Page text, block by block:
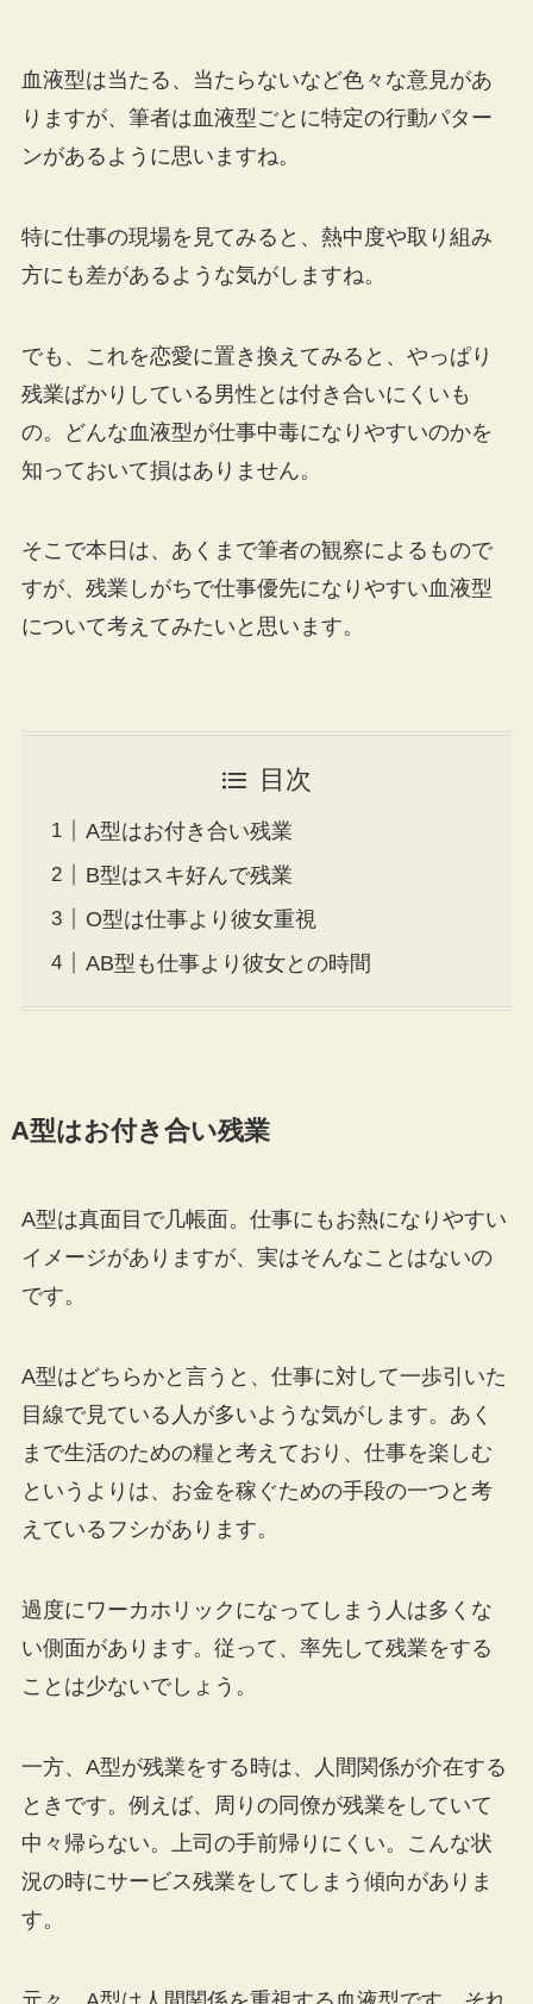
血液型は当たる、当たらないなど色々な意見があ
りますが、筆者は血液型ごとに特定の行動パター
ンがあるように思いますね。
特に仕事の現場を見てみると、熱中度や取り組み
方にも差があるような気がしますね。
でも、これを恋愛に置き換えてみると、やっぱり
残業ばかりしている男性とは付き合いにくいも
の。どんな血液型が仕事中毒になりやすいのかを
知っておいて損はありません。
そこで本日は、あくまで筆者の観察によるもので
すが、残業しがちで仕事優先になりやすい血液型
について考えてみたいと思います。
目次
A型はお付き合い残業
B型はスキ好んで残業
O型は仕事より彼女重視
AB型も仕事より彼女との時間
A型はお付き合い残業
A型は真面目で几帳面。仕事にもお熱になりやすい
イメージがありますが、実はそんなことはないの
です。
A型はどちらかと言うと、仕事に対して一歩引いた
目線で見ている人が多いような気がします。あく
まで生活のための糧と考えており、仕事を楽しむ
というよりは、お金を稼ぐための手段の一つと考
えているフシがあります。
過度にワーカホリックになってしまう人は多くな
い側面があります。従って、率先して残業をする
ことは少ないでしょう。
一方、A型が残業をする時は、人間関係が介在する
ときです。例えば、周りの同僚が残業をしていて
中々帰らない。上司の手前帰りにくい。こんな状
況の時にサービス残業をしてしまう傾向がありま
す。